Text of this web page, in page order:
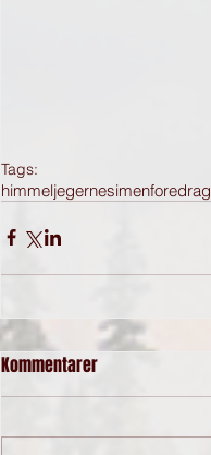
Tags:
himmeljegernesimenforedrag
Kommentarer